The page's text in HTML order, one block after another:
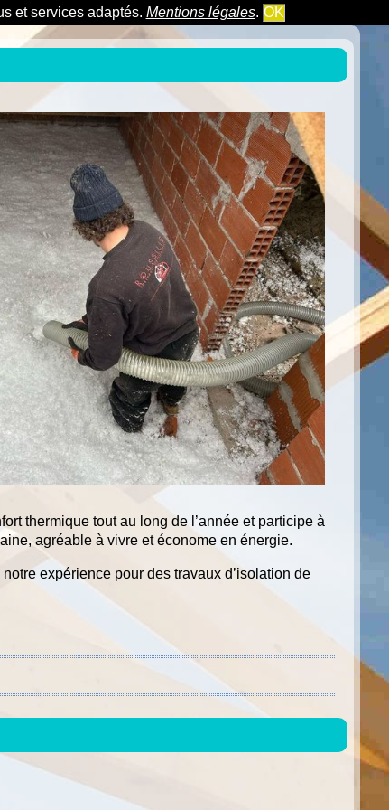
et services adaptés. Mentions légales. OK
thermique tout au long de l’année et participe à
agréable à vivre et économe en énergie.
expérience pour des travaux d’isolation de